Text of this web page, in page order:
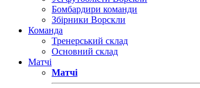
Бомбардири команди
Збірники Ворскли
Команда
Тренерський склад
Основний склад
Матчі
Матчі